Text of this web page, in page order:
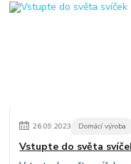
26.09.2023 Domácí výroba
Vstupte do světa